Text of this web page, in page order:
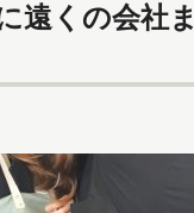
遠くの会社